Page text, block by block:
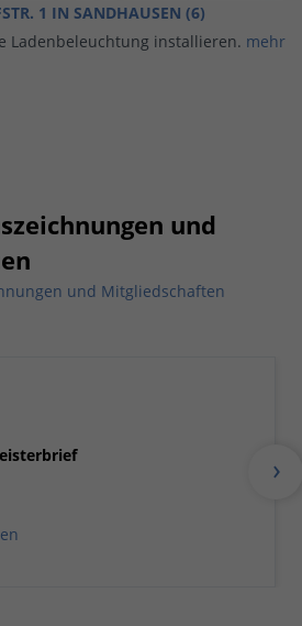
1 IN SANDHAUSEN (6)
Ladenbeleuchtung installieren. mehr
und
und Mitgliedschaften